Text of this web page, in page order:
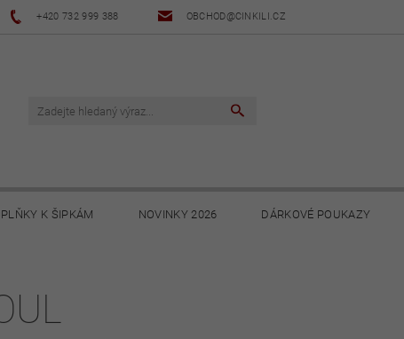
+420 732 999 388 OBCHOD@CINKILI.CZ
K ŠIPKÁM NOVINKY 2026 DÁRKOVÉ POUKAZY
2025